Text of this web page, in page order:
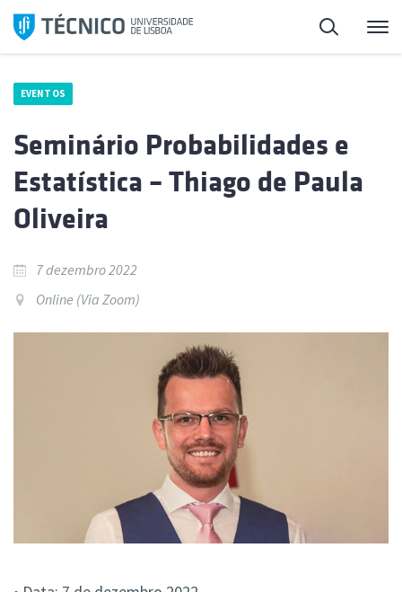
Saltar
para
Pesquisa
EVENTOS
Seminário Probabilidades e
Estatística – Thiago de Paula
Oliveira
7 dezembro 2022
Online (Via Zoom)